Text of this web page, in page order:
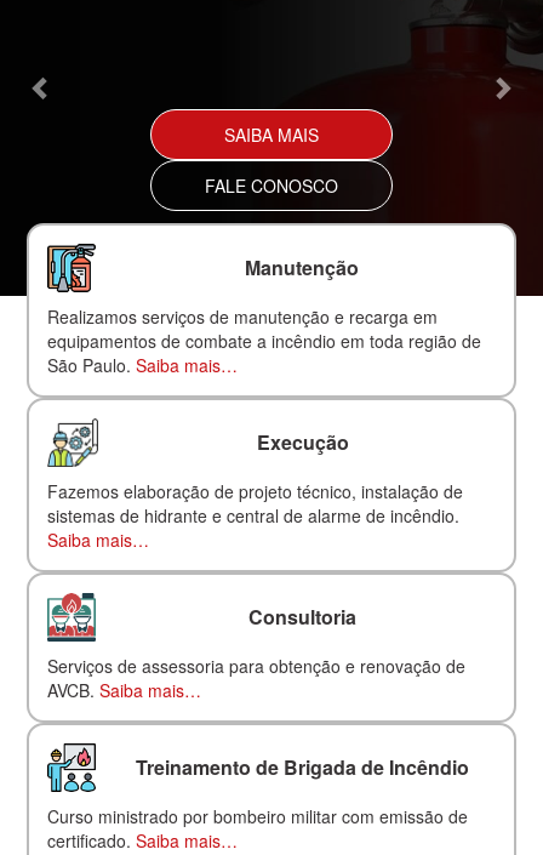
SAIBA MAIS
FALE CONOSCO
Manutenção
Realizamos serviços de manutenção e recarga em
equipamentos de combate a incêndio em toda região de
São Paulo.Saiba mais…
Execução
Fazemos elaboração de projeto técnico, instalação de
sistemas de hidrante e central de alarme de incêndio.
Saiba mais…
Consultoria
Serviços de assessoria para obtenção e renovação de
AVCB.Saiba mais…
Treinamento de Brigada de Incêndio
Curso ministrado por bombeiro militar com emissão de
certificado.Saiba mais…